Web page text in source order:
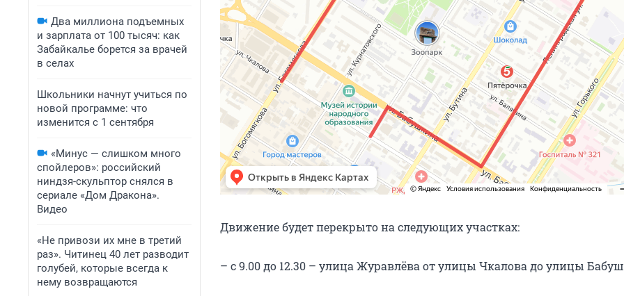
Два миллиона подъемных
и зарплата от 100 тысяч: как
Забайкалье борется за врачей
в селах
Школьники начнут учиться по
новой программе: что
изменится с 1 сентября
«Минус — слишком много
спойлеров»: российский
ниндзя-скульптор снялся в
сериале «Дом Дракона».
Видео
«Не привози их мне в третий
раз». Читинец 40 лет разводит
голубей, которые всегда к
нему возвращаются
Движение будет перекрыто на следующих участках:
– с 9.00 до 12.30 – улица Журавлёва от улицы Чкалова до улицы